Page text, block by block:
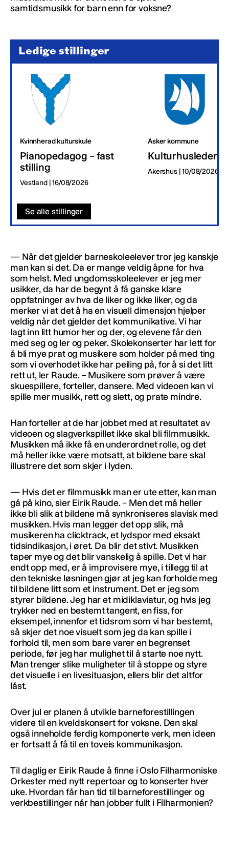
samtidsmusikk for barn enn for voksne?
Ledige stillinger
Kvinnherad kulturskule
Pianopedagog – fast
stilling
Vestland | 16/08/2026
Asker kommune
Kulturhusleder
Akershus | 10/08/2026
Se alle stillinger
— Når det gjelder barneskoleelever tror jeg kanskje
man kan si det. Da er mange veldig åpne for hva
som helst. Med ungdomsskoleelever er jeg mer
usikker, da har de begynt å få ganske klare
oppfatninger av hva de liker og ikke liker, og da
merker vi at det å ha en visuell dimensjon hjelper
veldig når det gjelder det kommunikative. Vi har
lagt inn litt humor her og der, og elevene får den
med seg og ler og peker. Skolekonserter har lett for
å bli mye prat og musikere som holder på med ting
som vi overhodet ikke har peiling på, for å si det litt
rett ut, ler Raude. – Musikere som prøver å være
skuespillere, forteller, dansere. Med videoen kan vi
spille mer musikk, rett og slett, og prate mindre.
Han forteller at de har jobbet med at resultatet av
videoen og slagverkspillet ikke skal bli filmmusikk.
Musikken må ikke få en underordnet rolle, og det
må heller ikke være motsatt, at bildene bare skal
illustrere det som skjer i lyden.
— Hvis det er filmmusikk man er ute etter, kan man
gå på kino, sier Eirik Raude. – Men det må heller
ikke bli slik at bildene må synkroniseres slavisk med
musikken. Hvis man legger det opp slik, må
musikeren ha clicktrack, et lydspor med eksakt
tidsindikasjon, i øret. Da blir det stivt. Musikken
taper mye og det blir vanskelig å spille. Det vi har
endt opp med, er å improvisere mye, i tillegg til at
den tekniske løsningen gjør at jeg kan forholde meg
til bildene litt som et instrument. Det er jeg som
styrer bildene. Jeg har et midiklaviatur, og hvis jeg
trykker ned en bestemt tangent, en fiss, for
eksempel, innenfor et tidsrom som vi har bestemt,
så skjer det noe visuelt som jeg da kan spille i
forhold til, men som bare varer en begrenset
periode, før jeg har mulighet til å starte noe nytt.
Man trenger slike muligheter til å stoppe og styre
det visuelle i en livesituasjon, ellers blir det altfor
låst.
Over jul er planen å utvikle barneforestillingen
videre til en kveldskonsert for voksne. Den skal
også inneholde ferdig komponerte verk, men ideen
er fortsatt å få til en toveis kommunikasjon.
Til daglig er Eirik Raude å finne i Oslo Filharmoniske
Orkester med nytt repertoar og to konserter hver
uke. Hvordan får han tid til barneforestillinger og
verkbestillinger når han jobber fullt i Filharmonien?